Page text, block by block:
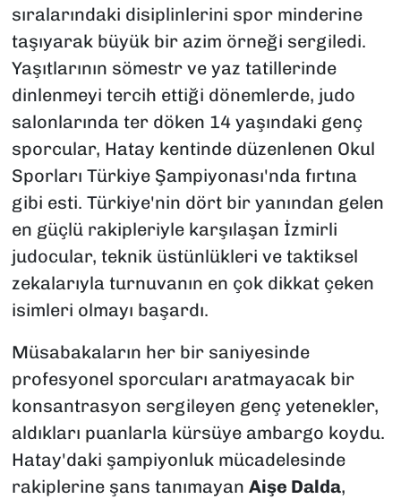
sıralarındaki disiplinlerini spor minderine
taşıyarak büyük bir azim örneği sergiledi.
Yaşıtlarının sömestr ve yaz tatillerinde
dinlenmeyi tercih ettiği dönemlerde, judo
salonlarında ter döken 14 yaşındaki genç
sporcular, Hatay kentinde düzenlenen Okul
Sporları Türkiye Şampiyonası'nda fırtına
gibi esti. Türkiye'nin dört bir yanından gelen
en güçlü rakipleriyle karşılaşan İzmirli
judocular, teknik üstünlükleri ve taktiksel
zekalarıyla turnuvanın en çok dikkat çeken
isimleri olmayı başardı.
Müsabakaların her bir saniyesinde
profesyonel sporcuları aratmayacak bir
konsantrasyon sergileyen genç yetenekler,
aldıkları puanlarla kürsüye ambargo koydu.
Hatay'daki şampiyonluk mücadelesinde
rakiplerine şans tanımayan Aişe Dalda,